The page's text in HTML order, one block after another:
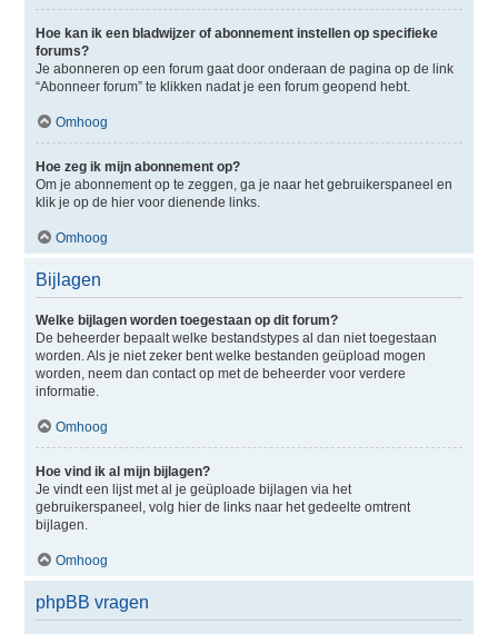
Hoe kan ik een bladwijzer of abonnement instellen op specifieke
forums?
Je abonneren op een forum gaat door onderaan de pagina op de link
“Abonneer forum” te klikken nadat je een forum geopend hebt.
Omhoog
Hoe zeg ik mijn abonnement op?
Om je abonnement op te zeggen, ga je naar het gebruikerspaneel en
klik je op de hier voor dienende links.
Omhoog
Bijlagen
Welke bijlagen worden toegestaan op dit forum?
De beheerder bepaalt welke bestandstypes al dan niet toegestaan
worden. Als je niet zeker bent welke bestanden geüpload mogen
worden, neem dan contact op met de beheerder voor verdere
informatie.
Omhoog
Hoe vind ik al mijn bijlagen?
Je vindt een lijst met al je geüploade bijlagen via het
gebruikerspaneel, volg hier de links naar het gedeelte omtrent
bijlagen.
Omhoog
phpBB vragen